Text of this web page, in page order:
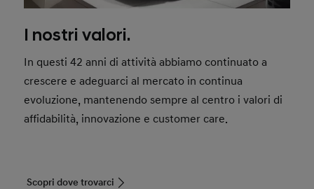
I nostri valori.
In questi 42 anni di attività abbiamo continuato a
crescere e adeguarci al mercato in continua
evoluzione, mantenendo sempre al centro i valori di
affidabilità, innovazione e customer care.
Scopri dove trovarci